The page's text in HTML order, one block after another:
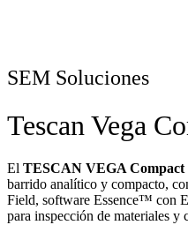
SEM Soluciones
Tescan Vega
El TESCAN VEGA Compact
barrido analítico y compacto,
Field, software Essence™ con
para inspección de materiales y